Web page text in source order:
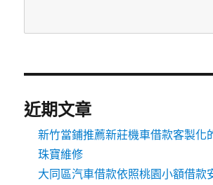
近期文章
新竹當鋪推薦新莊機車借款客製化
珠寶維修
大同區汽車借款依照桃園小額借款